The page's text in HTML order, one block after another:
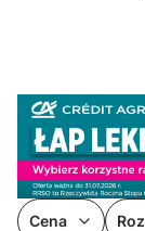
Cena